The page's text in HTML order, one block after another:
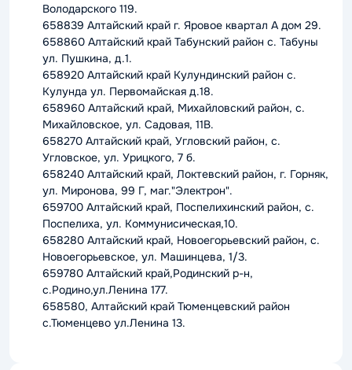
Володарского 119.
658839 Алтайский край г. Яровое квартал А дом 29.
658860 Алтайский край Табунский район с. Табуны
ул. Пушкина, д.1.
658920 Алтайский край Кулундинский район с.
Кулунда ул. Первомайская д.18.
658960 Алтайский край, Михайловский район, с.
Михайловское, ул. Садовая, 11В.
658270 Алтайский край, Угловский район, с.
Угловское, ул. Урицкого, 7 б.
658240 Алтайский край, Локтевский район, г. Горняк,
ул. Миронова, 99 Г, маг."Электрон".
659700 Алтайский край, Поспелихинский район, с.
Поспелиха, ул. Коммунисическая,10.
658280 Алтайский край, Новоегорьевский район, с.
Новоегорьевское, ул. Машинцева, 1/3.
659780 Алтайский край,Родинский р-н,
с.Родино,ул.Ленина 177.
658580, Алтайский край Тюменцевский район
с.Тюменцево ул.Ленина 13.